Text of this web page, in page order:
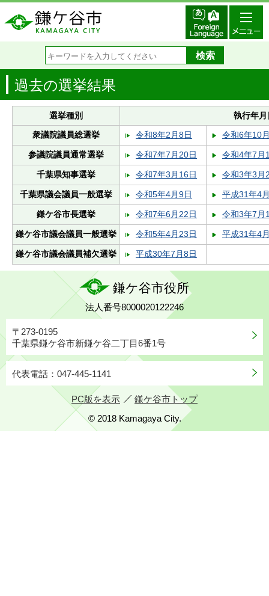
過去の選挙結果
選挙種別 執行年月
衆議院議員総選挙 令和8年2月8日 令和6年10
参議院議員通常選挙 令和7年7月20日 令和4年7月
千葉県知事選挙 令和7年3月16日 令和3年3月
千葉県議会議員一般選挙 令和5年4月9日 平成31年4
鎌ケ谷市長選挙 令和7年6月22日 令和3年7月
鎌ケ谷市議会議員一般選挙 令和5年4月23日 平成31年4
鎌ケ谷市議会議員補欠選挙 平成30年7月8日
鎌ケ谷市役所
法人番号8000020122246
〒273-0195
千葉県鎌ケ谷市新鎌ケ谷二丁目6番1号
代表電話：047-445-1141
PC版を表示
鎌ケ谷市トップ
© 2018 Kamagaya City.